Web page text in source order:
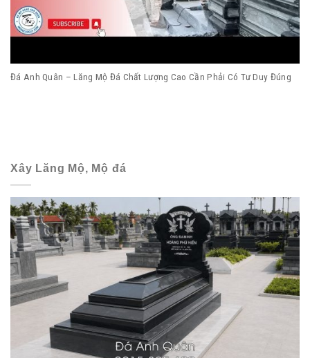
Đá Anh Quân – Lăng Mộ Đá Chất Lượng Cao Cần Phải Có Tư Duy Đúng
Xây Lăng Mộ, Mộ đá